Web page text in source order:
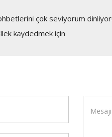
çok seviyorum
kaydedmek için